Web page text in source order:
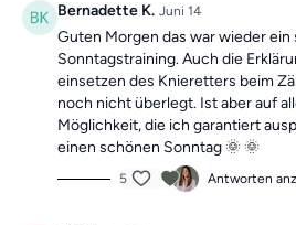
Bernadette K. Juni 14
Guten Morgen das war wieder ein
Sonntagstraining. Auch die
einsetzen des Knieretters beim
noch nicht überlegt. Ist aber auf
Möglichkeit, die ich garantiert
einen schönen Sonntag 🌞 🌞
5 Antworten